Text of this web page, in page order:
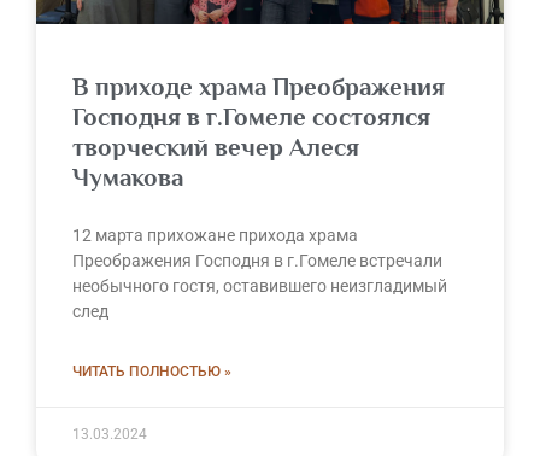
В приходе храма Преображения
Господня в г.Гомеле состоялся
творческий вечер Алеся
Чумакова
12 марта прихожане прихода храма
Преображения Господня в г.Гомеле встречали
необычного гостя, оставившего неизгладимый
след
ЧИТАТЬ ПОЛНОСТЬЮ »
13.03.2024